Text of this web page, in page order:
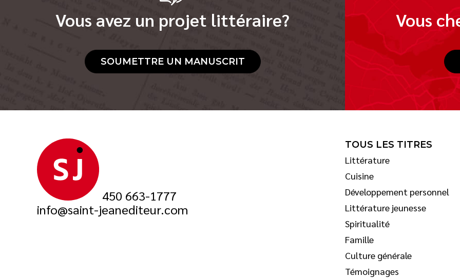
Vous avez un projet littéraire?
SOUMETTRE UN MANUSCRIT
Vous
450 663-1777
info@saint-jeanediteur.com
TOUS LES TITRES
Littérature
Cuisine
Développement personnel
Littérature jeunesse
Spiritualité
Famille
Culture générale
Témoignages